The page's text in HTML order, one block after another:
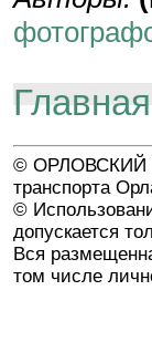
Главная
© ОРЛОВСКИЙ
транспорта
©
допускается
Вся
том числе